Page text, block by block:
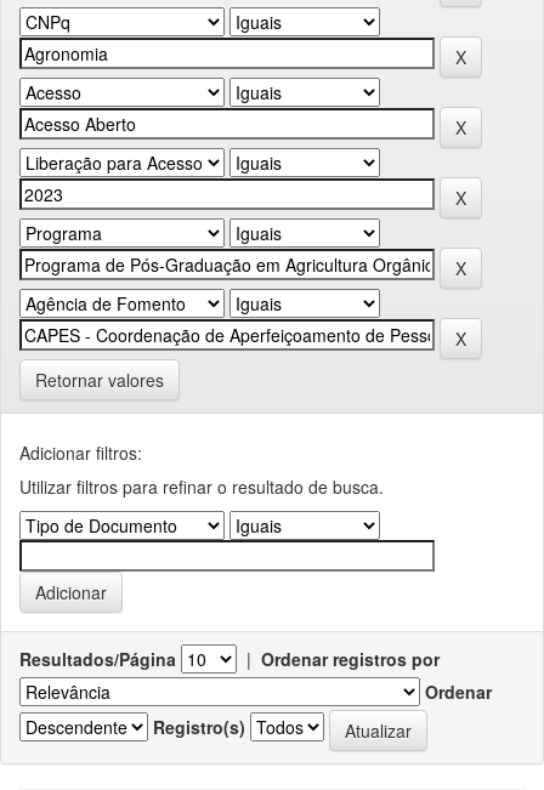
Retornar valores
Adicionar filtros:
Utilizar filtros para refinar o resultado de busca.
Resultados/Página | Ordenar registros por
Ordenar
Registro(s)